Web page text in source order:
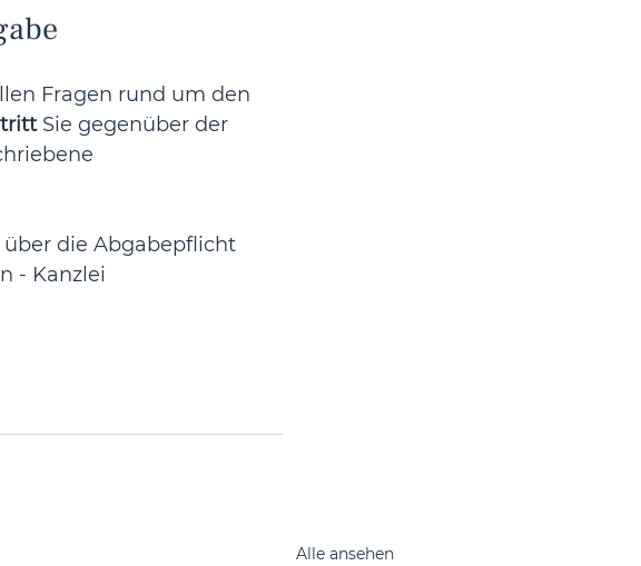
Fragen rund um den
Sie gegenüber der
die Abgabepflicht
- Kanzlei
Alle ansehen